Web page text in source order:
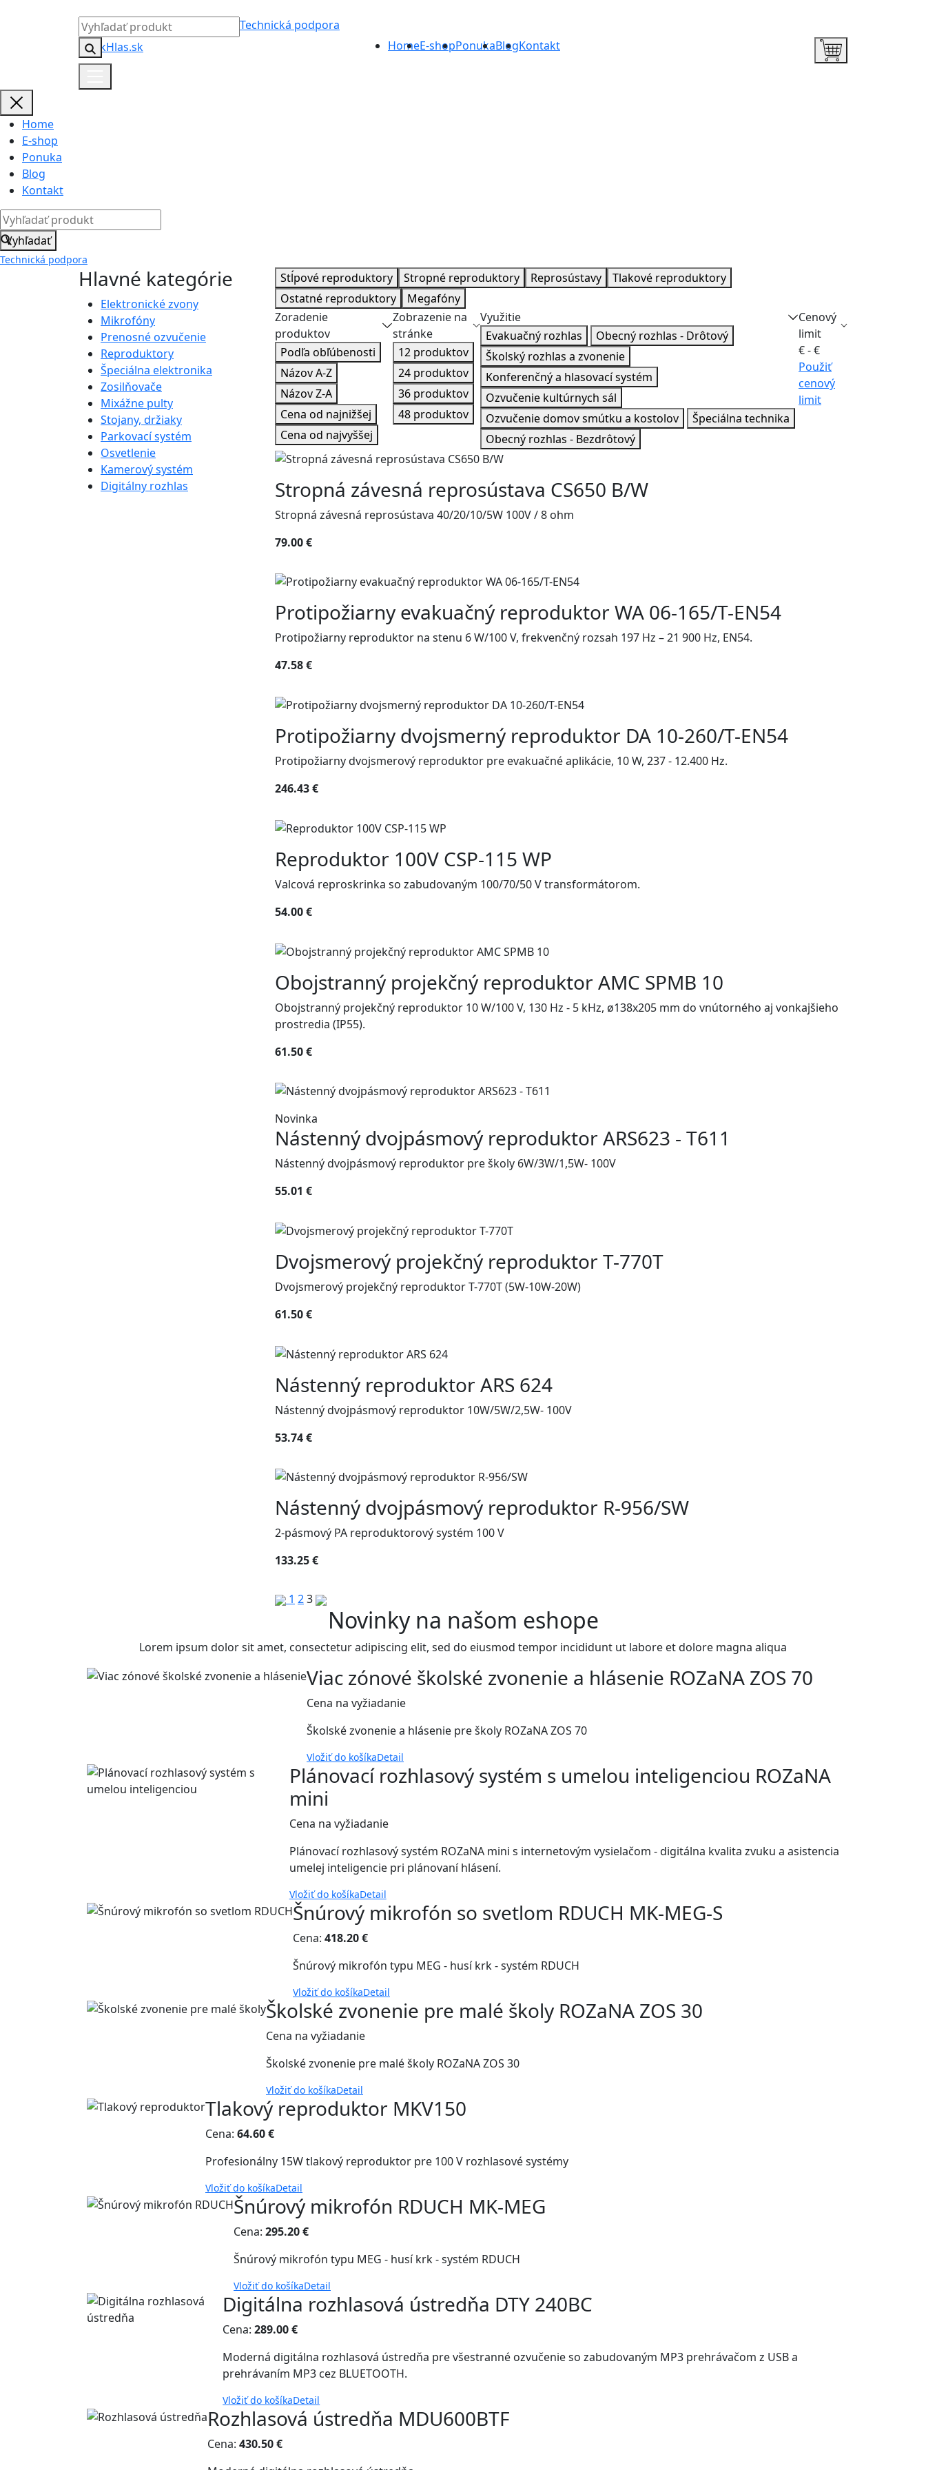
Technická podpora
HomeE-shopPonukaBlogKontakt
Home
E-shop
Ponuka
Blog
Kontakt
Vyhľadať
Technická podpora
Hlavné kategórie
Elektronické zvony
Mikrofóny
Prenosné ozvučenie
Reproduktory
Špeciálna elektronika
Zosilňovače
Mixážne pulty
Stojany, držiaky
Parkovací systém
Osvetlenie
Kamerový systém
Digitálny rozhlas
Stĺpové reproduktory Stropné reproduktory Reprosústavy
Tlakové reproduktory
Ostatné reproduktory
Megafóny
Zoradenie
produktov
Podľa obľúbenosti
Názov A-Z
Názov Z-A
Cena od najnižšej
Cena od najvyššej
Zobrazenie na
stránke
12 produktov
24 produktov
36 produktov
48 produktov
Využitie
Evakuačný rozhlas
Obecný rozhlas - Drôtový
Školský rozhlas a zvonenie
Konferenčný a hlasovací systém
Ozvučenie kultúrnych sál
Ozvučenie domov smútku a kostolov
Špeciálna technika
Obecný rozhlas - Bezdrôtový
Cenový
limit
€ -€
Použiť
cenový
limit
Stropná závesná reprosústava CS650 B/W
Stropná závesná reprosústava 40/20/10/5W 100V / 8 ohm
79.00 €
Protipožiarny evakuačný reproduktor WA 06-165/T-EN54
Protipožiarny reproduktor na stenu 6 W/100 V, frekvenčný rozsah 197 Hz – 21 900 Hz, EN54.
47.58 €
Protipožiarny dvojsmerný reproduktor DA 10-260/T-EN54
Protipožiarny dvojsmerový reproduktor pre evakuačné aplikácie, 10 W, 237 - 12.400 Hz.
246.43 €
Reproduktor 100V CSP-115 WP
Valcová reproskrinka so zabudovaným 100/70/50 V transformátorom.
54.00 €
Obojstranný projekčný reproduktor AMC SPMB 10
Obojstranný projekčný reproduktor 10 W/100 V, 130 Hz - 5 kHz, ø138x205 mm do vnútorného aj vonkajšieho
prostredia (IP55).
61.50 €
Novinka
Nástenný dvojpásmový reproduktor ARS623 - T611
Nástenný dvojpásmový reproduktor pre školy 6W/3W/1,5W- 100V
55.01 €
Dvojsmerový projekčný reproduktor T-770T
Dvojsmerový projekčný reproduktor T-770T (5W-10W-20W)
61.50 €
Nástenný reproduktor ARS 624
Nástenný dvojpásmový reproduktor 10W/5W/2,5W- 100V
53.74 €
Nástenný dvojpásmový reproduktor R-956/SW
2-pásmový PA reproduktorový systém 100 V
133.25 €
1 23
Novinky na našom eshope
Lorem ipsum dolor sit amet, consectetur adipiscing elit, sed do eiusmod tempor incididunt ut labore et dolore magna aliqua
Viac zónové školské zvonenie a hlásenie ROZaNA ZOS 70
Cena na vyžiadanie
Školské zvonenie a hlásenie pre školy ROZaNA ZOS 70
Vložiť do košíkaDetail
Plánovací rozhlasový systém s umelou inteligenciou ROZaNA
mini
Cena na vyžiadanie
Plánovací rozhlasový systém ROZaNA mini s internetovým vysielačom - digitálna kvalita zvuku a asistencia
umelej inteligencie pri plánovaní hlásení.
Vložiť do košíkaDetail
Šnúrový mikrofón so svetlom RDUCH MK-MEG-S
Cena: 418.20 €
Šnúrový mikrofón typu MEG - husí krk - systém RDUCH
Vložiť do košíkaDetail
Školské zvonenie pre malé školy ROZaNA ZOS 30
Cena na vyžiadanie
Školské zvonenie pre malé školy ROZaNA ZOS 30
Vložiť do košíkaDetail
Tlakový reproduktor MKV150
Cena: 64.60 €
Profesionálny 15W tlakový reproduktor pre 100 V rozhlasové systémy
Vložiť do košíkaDetail
Šnúrový mikrofón RDUCH MK-MEG
Cena: 295.20 €
Šnúrový mikrofón typu MEG - husí krk - systém RDUCH
Vložiť do košíkaDetail
Digitálna rozhlasová ústredňa DTY 240BC
Cena:289.00 €
Moderná digitálna rozhlasová ústredňa pre všestranné ozvučenie so zabudovaným MP3 prehrávačom z USB a
prehrávaním MP3 cez BLUETOOTH.
Vložiť do košíkaDetail
Rozhlasová ústredňa MDU600BTF
Cena: 430.50 €